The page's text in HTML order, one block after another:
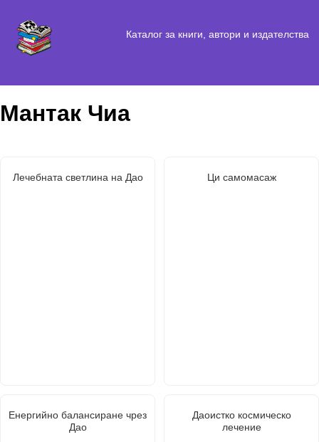
Каталог за книги, автори и издателства
Мантак Чиа
Лечебната светлина на Дао Ци самомасаж
Енергийно балансиране чрез
Дао
Даоистко космическо
лечение